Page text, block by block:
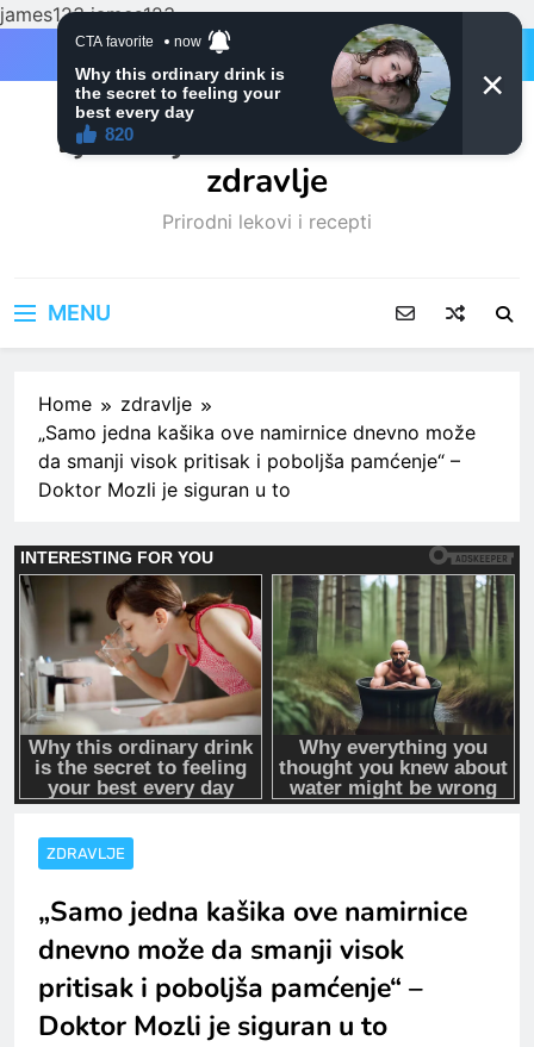
james123james123
Ljubitelji mačaka i Prirodno
zdravlje
Prirodni lekovi i recepti
MENU
Home
zdravlje
„Samo jedna kašika ove namirnice dnevno može
da smanji visok pritisak i poboljša pamćenje“ –
Doktor Mozli je siguran u to
ZDRAVLJE
„Samo jedna kašika ove namirnice
dnevno može da smanji visok
pritisak i poboljša pamćenje“ –
Doktor Mozli je siguran u to